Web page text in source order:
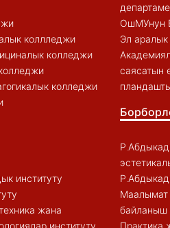
коллледжи
колледжи
колледжи
институту
жана
ОшМУнун
Эл
саясатын
Маалымат
байланыш